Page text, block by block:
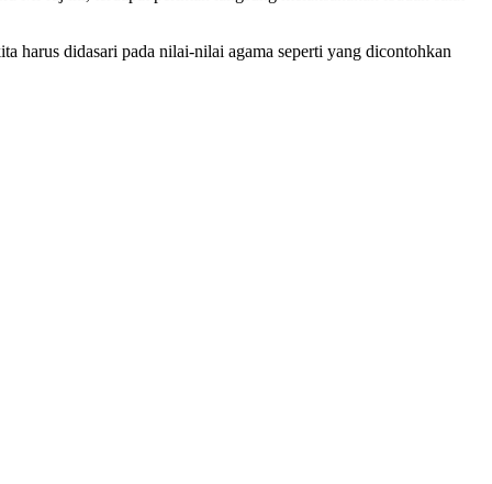
harus didasari pada nilai-nilai agama seperti yang dicontohkan